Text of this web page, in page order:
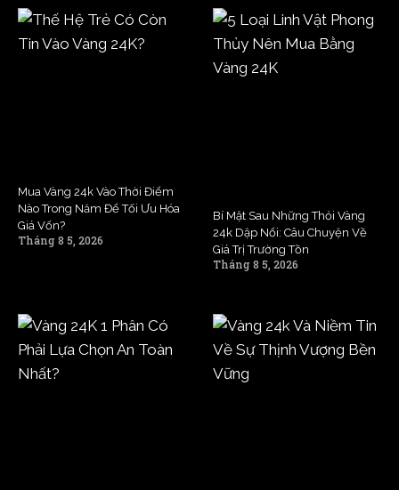
Mua Vàng 24k Vào Thời Điểm
Nào Trong Năm Để Tối Ưu Hóa
Giá Vốn?
Tháng 8 5, 2026
Bí Mật Sau Những Thỏi Vàng
24k Dập Nổi: Câu Chuyện Về
Giá Trị Trường Tồn
Tháng 8 5, 2026